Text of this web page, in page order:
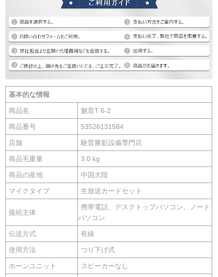
基本的な情報
商品名 魅音T 6-2
商品番号 53526131584
店舗 馳晋勝影設備専門店
商品毛重量 3.0 kg
商品の産地 中国大陸
マイクタイプ 生放送カードセット
接続主体
携帯電話、デスクトップパソコン、ノート
パソコン
伝送方式 有線
使用方法 つり下げ式
ホーンユニット スピーカーなし